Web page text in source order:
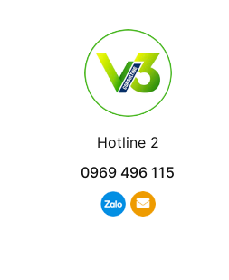
Hotline 2
0969 496 115